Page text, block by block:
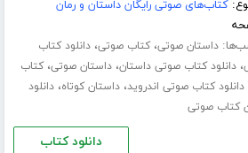
کتاب‌های صوتی رایگان داستان و رمان
داستان صوتی،کتاب صوتی،دانلود کتاب
،دانلود کتاب صوتی داستان،داستان صوتی،کتاب
دانلود کتاب صوتی اندروید،داستان کوتاه،دانلود
کتاب صوتی
دانلود کتاب